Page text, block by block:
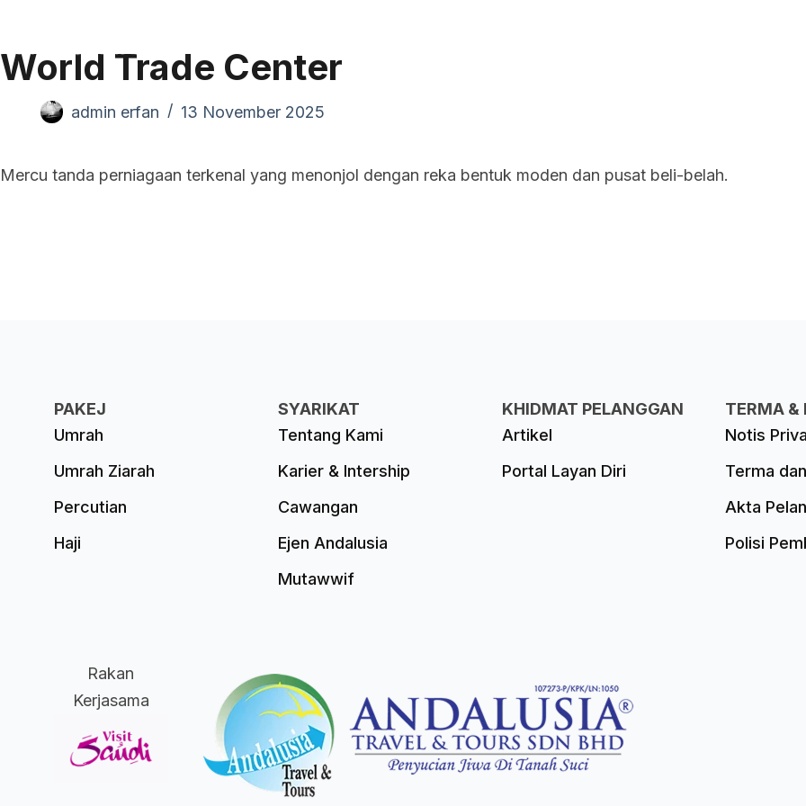
World Trade Center
admin erfan 13 November 2025
Mercu tanda perniagaan terkenal yang menonjol dengan reka bentuk moden dan pusat beli-belah.
PAKEJ
Umrah
Umrah Ziarah
Percutian
Haji
SYARIKAT
Tentang Kami
Karier & Intership
Cawangan
Ejen Andalusia
Mutawwif
KHIDMAT PELANGGAN
Artikel
Portal Layan Diri
TERMA &
Notis
Terma
Akta
Polisi
Rakan
Kerjasama